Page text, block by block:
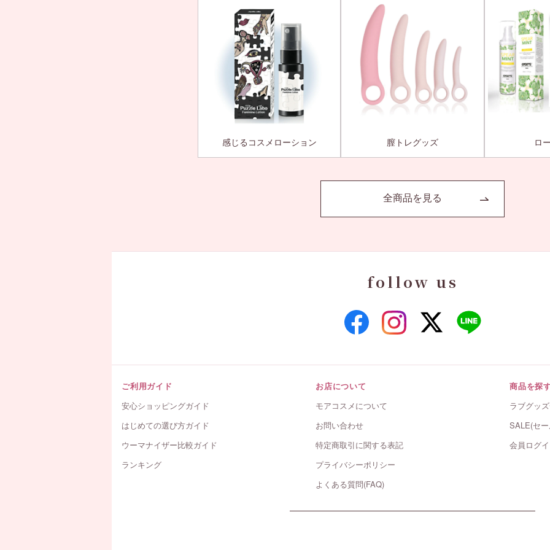
感じるコスメローション 膣トレグッズ ロ
全商品を見る
follow us
ご利用ガイド
安心ショッピングガイド
はじめての選び方ガイド
ウーマナイザー比較ガイド
ランキング
お店について
モアコスメについて
お問い合わせ
特定商取引に関する表記
プライバシーポリシー
よくある質問(FAQ)
商品を探
ラブグッ
SALE(セ
会員ログ